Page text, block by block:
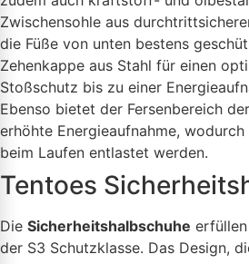
Zwischensohle aus
die Füße von unten bestens
Zehenkappe aus Stahl für einen
Stoßschutz bis zu einer
Ebenso bietet der Fersenbereich
erhöhte Energieaufnahme,
beim Laufen entlastet werden.
Tentoes
Die Sicherheitshalbschuhe
der S3 Schutzklasse. Das Design,